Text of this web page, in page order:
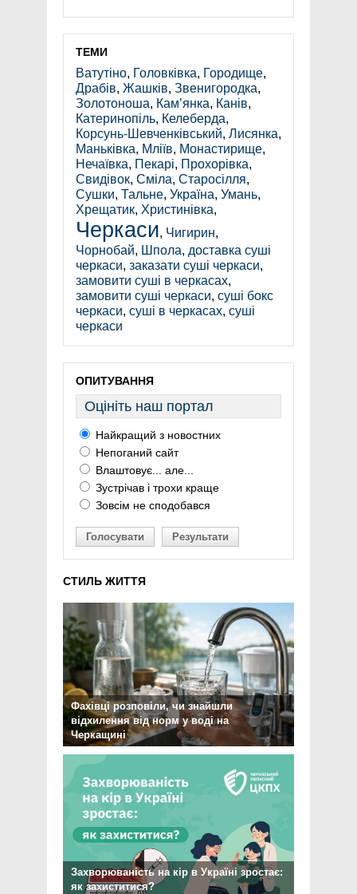
ТЕМИ
Ватутіно, Головківка, Городище,
Драбів, Жашків, Звенигородка,
Золотоноша, Кам’янка, Канів,
Катеринопіль, Келеберда,
Корсунь-Шевченківський, Лисянка,
Маньківка, Мліїв, Монастирище,
Нечаївка, Пекарі, Прохорівка,
Свидівок, Сміла, Старосілля,
Сушки, Тальне, Україна, Умань,
Хрещатик, Христинівка,
Черкаси, Чигирин,
Чорнобай, Шпола, доставка суші
черкаси, заказати суші черкаси,
замовити суші в черкасах,
замовити суші черкаси, суші бокс
черкаси, суші в черкасах, суші
черкаси
ОПИТУВАННЯ
Оцініть наш портал
Найкращий з новостних
Непоганий сайт
Влаштовує... але...
Зустрічав і трохи краще
Зовсім не сподобався
Голосувати Результати
СТИЛЬ ЖИТТЯ
Фахівці розповіли, чи знайшли
відхилення від норм у воді на
Черкащині
Захворюваність на кір в Україні зростає:
як захиститися?